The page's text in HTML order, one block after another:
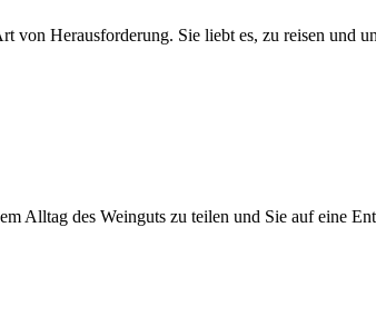
von Herausforderung. Sie liebt es, zu reisen und
Alltag des Weinguts zu teilen und Sie auf eine